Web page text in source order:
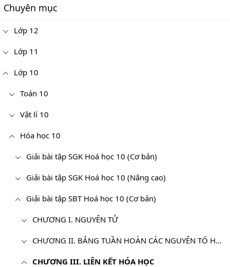
Chuyên mục
Lớp 12
Lớp 11
Lớp 10
Toán 10
Vật lí 10
Hóa học 10
Giải bài tập SGK Hoá học 10 (Cơ bản)
Giải bài tập SGK Hoá học 10 (Nâng cao)
Giải bài tập SBT Hoá học 10 (Cơ bản)
CHƯƠNG I. NGUYÊN TỬ
CHƯƠNG II. BẢNG TUẦN HOÀN CÁC NGUYÊN TỐ HÓA HỌC VÀ ĐỊNH LUẬT TUẦN HOÀN
CHƯƠNG III. LIÊN KẾT HÓA HỌC